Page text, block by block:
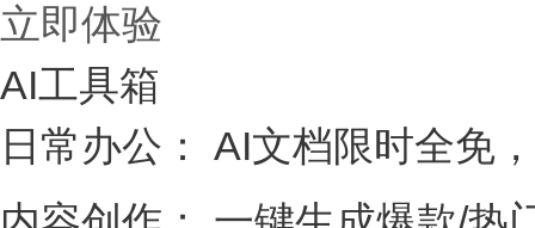
立即体验
AI工具箱
日常办公：
AI文档限时全免